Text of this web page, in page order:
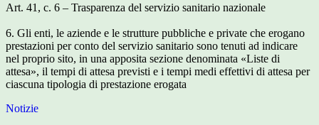
Art. 41, c. 6 – Trasparenza del servizio sanitario nazionale
6. Gli enti, le aziende e le strutture pubbliche e private che erogano
prestazioni per conto del servizio sanitario sono tenuti ad indicare
nel proprio sito, in una apposita sezione denominata «Liste di
attesa», il tempi di attesa previsti e i tempi medi effettivi di attesa per
ciascuna tipologia di prestazione erogata
Notizie